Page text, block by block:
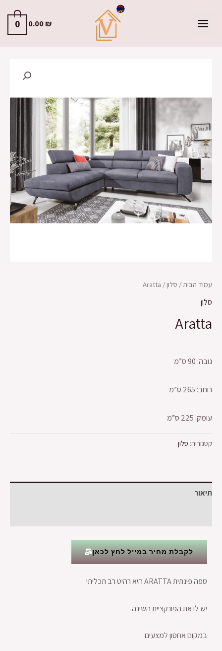
0.00₪
0
עמוד הבית/ סלון/ Aratta
סלון
Aratta
גובה: 90 ס”מ
רוחב: 265 ס”מ
עומק: 225 ס”מ
קטגוריה: סלון
תיאור
לקבלת מחיר במייל לחץ לכאן
ספה פינתית ARATTA היא רהיט רב תכליתי
יש לו את הפונקציית השינה
במקום אחסון למצעים